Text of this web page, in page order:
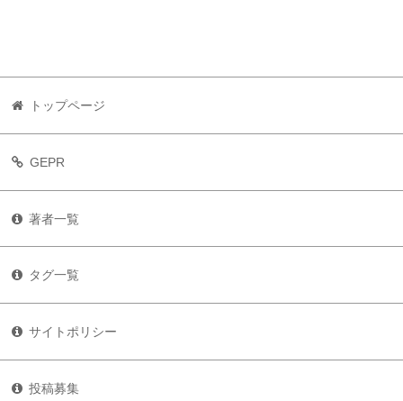
トップページ
GEPR
著者一覧
タグ一覧
サイトポリシー
投稿募集